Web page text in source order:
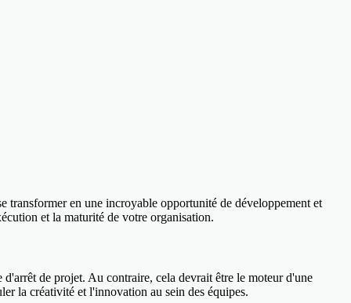
transformer en une incroyable opportunité de développement et
et la maturité de votre organisation.
d'arrêt de projet. Au contraire, cela devrait être le moteur d'une
la créativité et l'innovation au sein des équipes.